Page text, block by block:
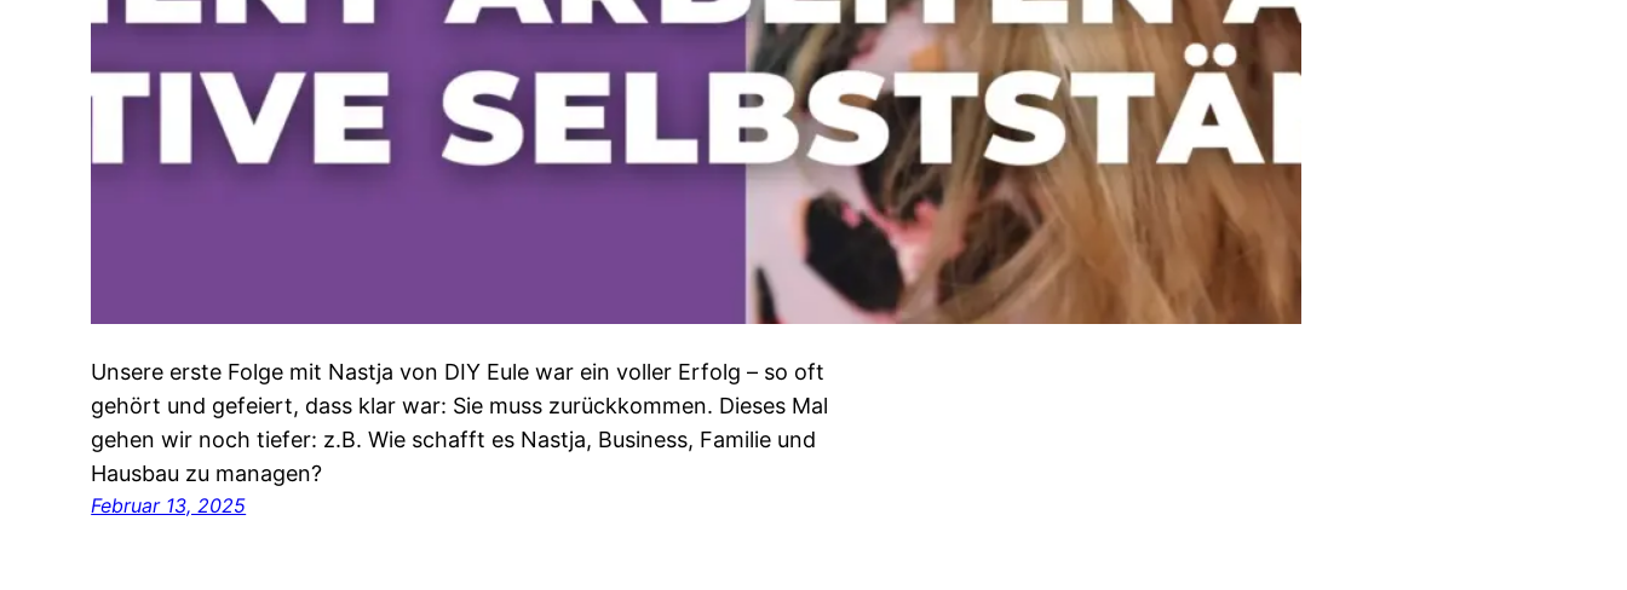
Unsere erste Folge mit Nastja von DIY Eule war ein voller Erfolg – so oft
gehört und gefeiert, dass klar war: Sie muss zurückkommen. Dieses Mal
gehen wir noch tiefer: z.B. Wie schafft es Nastja, Business, Familie und
Hausbau zu managen?
Februar 13, 2025